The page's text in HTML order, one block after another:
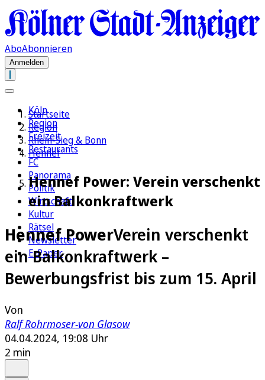
AboAbonnieren
Anmelden
Köln
Region
Freizeit
Restaurants
FC
Panorama
Politik
Wirtschaft
Kultur
Rätsel
Newsletter
E-Paper
Startseite
Region
Rhein-Sieg & Bonn
Hennef
Hennef Power: Verein verschenkt
ein Balkonkraftwerk
Hennef PowerVerein verschenkt
ein Balkonkraftwerk –
Bewerbungsfrist bis zum 15. April
Von
Ralf Rohrmoser-von Glasow
04.04.2024, 19:08 Uhr
2 min